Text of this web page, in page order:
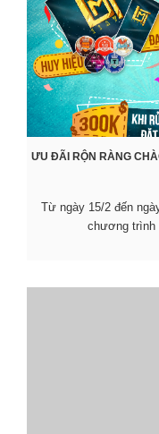
ƯU ĐÃI RỘN RÀNG
Từ ngày 15/2 đến
chương trình